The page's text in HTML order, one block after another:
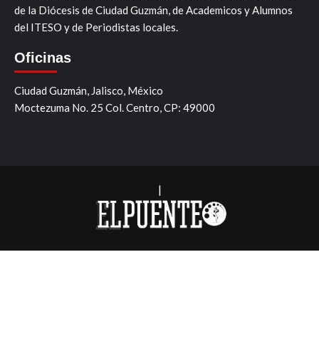
de la Diócesis de Ciudad Guzmán, de Academicos y Alumnos
del ITESO y de Periodistas locales.
Oficinas
Ciudad Guzmán, Jalisco, México
Moctezuma No. 25 Col. Centro, CP: 49000
|